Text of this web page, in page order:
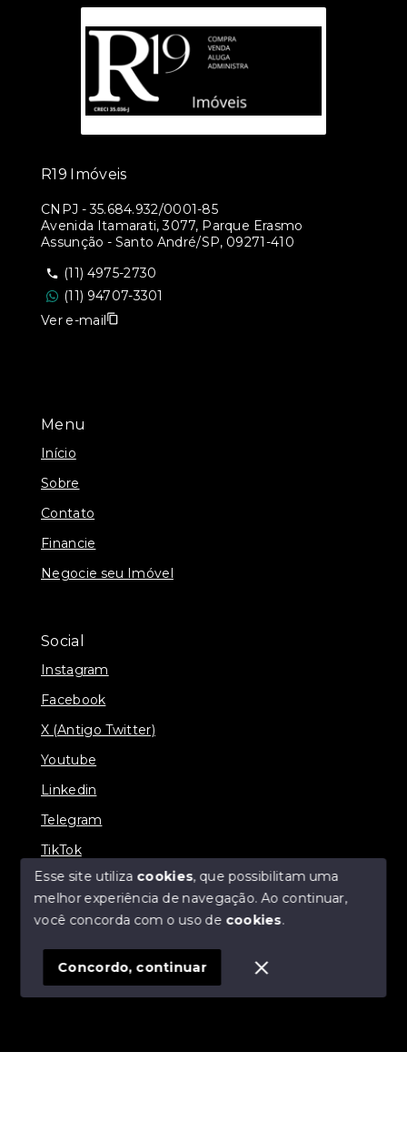
Menu
Início
Sobre
Contato
Financie
Negocie seu Imóvel
Social
Instagram
Facebook
X (Antigo Twitter)
Youtube
Linkedin
Telegram
TikTok
© Copyright 2026 - R19 Imóveis - Todos os direitos
SITE PARA IMOBILIARIA
R19 Imóveis
CNPJ -35.684.932/0001-85
Avenida Itamarati, 3077, Parque Erasmo
Assunção - Santo André/SP, 09271-410
(11) 4975-2730
(11) 94707-3301
Ver e-mail
Esse site utiliza cookies, que possibilitam uma
melhor experiência de navegação.Ao continuar,
você concorda com o uso de cookies.
Concordo, continuar